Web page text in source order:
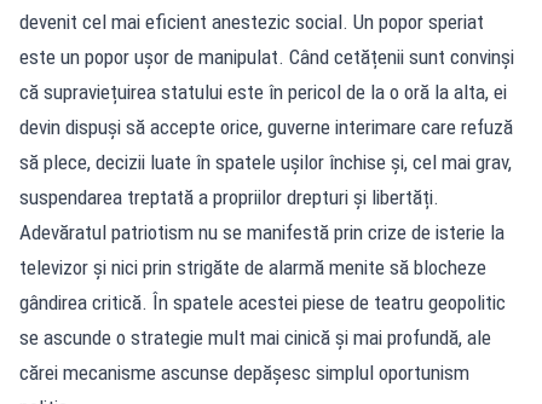
devenit cel mai eficient anestezic social. Un popor speriat
este un popor ușor de manipulat. Când cetățenii sunt convinși
că supraviețuirea statului este în pericol de la o oră la alta, ei
devin dispuși să accepte orice, guverne interimare care refuză
să plece, decizii luate în spatele ușilor închise și, cel mai grav,
suspendarea treptată a propriilor drepturi și libertăți.
Adevăratul patriotism nu se manifestă prin crize de isterie la
televizor și nici prin strigăte de alarmă menite să blocheze
gândirea critică. În spatele acestei piese de teatru geopolitic
se ascunde o strategie mult mai cinică și mai profundă, ale
cărei mecanisme ascunse depășesc simplul oportunism